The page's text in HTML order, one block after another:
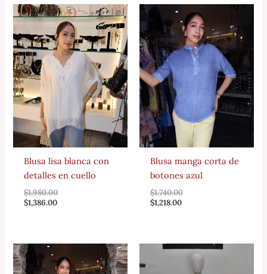
Blusa lisa blanca con
detalles en cuello
$1,980.00
$1,386.00
Blusa manga corta de
botones azul
$1,740.00
$1,218.00